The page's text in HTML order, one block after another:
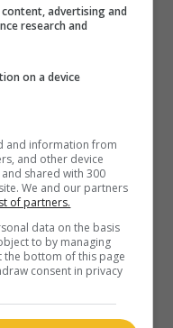
. Le processus
d'élite de la Côte
chez un Californien de
advertising and
research and
on a device
and information from
and other device
shared with 300
We and our partners
of partners.
data on the basis
to by managing
the bottom of this page
consent in privacy